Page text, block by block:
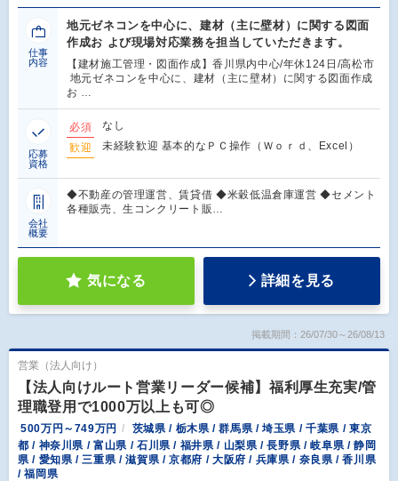
仕事
内容
地元ゼネコンを中心に、建材（主に壁材）に関する図面
作成お よび現場対応業務を担当していただきます。
【建材施工管理・図面作成】香川県内中心/年休124日/高松市
地元ゼネコンを中心に、建材（主に壁材）に関する図面作成
お …
応募
資格
必須
なし
歓迎
未経験歓迎 基本的なＰＣ操作（Ｗｏｒｄ、Excel）
会社
概要
◆不動産の管理運営、賃貸借 ◆米穀低温倉庫運営 ◆セメント
各種販売、生コンクリート販…
気になる 詳細を見る
掲載期間：26/07/30～26/08/13
営業（法人向け）
【法人向けルート営業リーダー候補】福利厚生充実/管
理職登用で1000万以上も可◎
500万円～749万円
茨城県 / 栃木県 / 群馬県 / 埼玉県 / 千葉県 / 東京
都 / 神奈川県 / 富山県 / 石川県 / 福井県 / 山梨県 / 長野県 / 岐阜県 / 静岡
県 / 愛知県 / 三重県 / 滋賀県 / 京都府 / 大阪府 / 兵庫県 / 奈良県 / 香川県
/ 福岡県